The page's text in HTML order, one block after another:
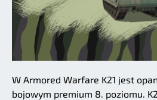
W Armored Warfare K21 jest
bojowym premium 8. poziomu.